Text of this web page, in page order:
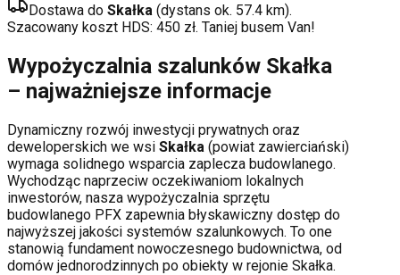
Dostawa do Skałka (dystans ok. 57.4 km).
Szacowany koszt HDS: 450 zł. Taniej busem Van!
Wypożyczalnia szalunków Skałka
– najważniejsze informacje
Dynamiczny rozwój inwestycji prywatnych oraz
deweloperskich we wsi Skałka (powiat zawierciański)
wymaga solidnego wsparcia zaplecza budowlanego.
Wychodząc naprzeciw oczekiwaniom lokalnych
inwestorów, nasza wypożyczalnia sprzętu
budowlanego PFX zapewnia błyskawiczny dostęp do
najwyższej jakości systemów szalunkowych. To one
stanowią fundament nowoczesnego budownictwa, od
domów jednorodzinnych po obiekty w rejonie Skałka.